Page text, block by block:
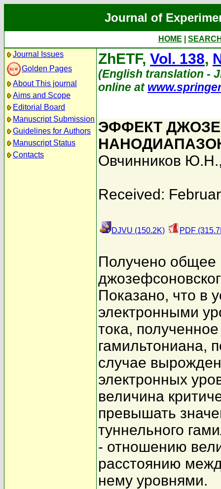
Journal of
HOME
Journal Issues
Golden Pages
About This journal
Aims and Scope
Editorial Board
Manuscript Submission
Guidelines for Authors
Manuscript Status
Contacts
ZhETF, Vol. 138,
(English translation -
online at
ЭФФЕКТ
Овчинников Ю.Н.
Received:
DJVU (150.2K) PDF
Получено
Показано, что в
электронными
тока,
гамильтониана,
случае
электронных
величина
превышать
туннельного
- отношению
расстоянию
нему уровнями.